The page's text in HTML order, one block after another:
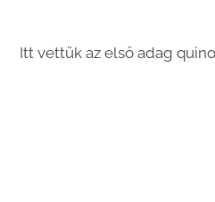
Itt vettük az első adag